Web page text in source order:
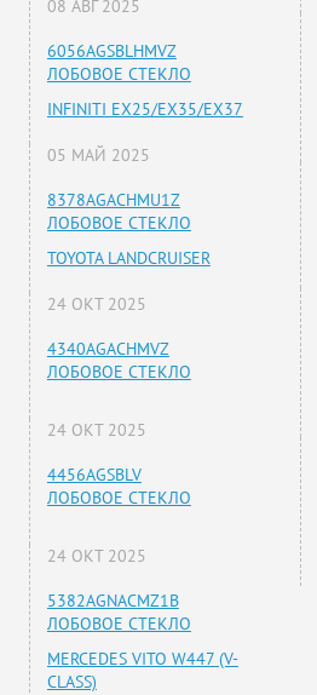
08 АВГ 2025
6056AGSBLHMVZ
ЛОБОВОЕ СТЕКЛО
INFINITI EX25/EX35/EX37
05 МАЙ 2025
8378AGACHMU1Z
ЛОБОВОЕ СТЕКЛО
TOYOTA LANDCRUISER
24 ОКТ 2025
4340AGACHMVZ
ЛОБОВОЕ СТЕКЛО
24 ОКТ 2025
4456AGSBLV
ЛОБОВОЕ СТЕКЛО
24 ОКТ 2025
5382AGNACMZ1B
ЛОБОВОЕ СТЕКЛО
MERCEDES VITO W447 (V-
CLASS)